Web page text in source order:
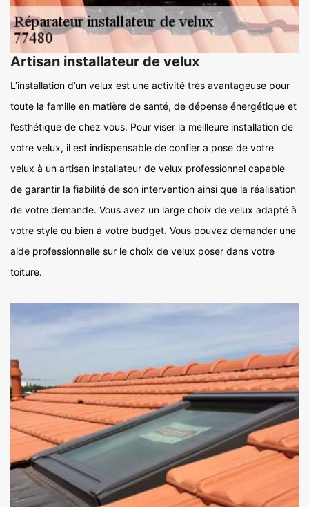
Artisan installateur de velux
L’installation d’un velux est une activité très avantageuse pour
toute la famille en matière de santé, de dépense énergétique et
l’esthétique de chez vous. Pour viser la meilleure installation de
votre velux, il est indispensable de confier a pose de votre
velux à un artisan installateur de velux professionnel capable
de garantir la fiabilité de son intervention ainsi que la réalisation
de votre demande. Vous avez un large choix de velux adapté à
votre style ou bien à votre budget. Vous pouvez demander une
aide professionnelle sur le choix de velux poser dans votre
toiture.